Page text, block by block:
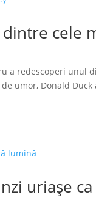
cele
a redescoperi unul
umor, Donald Duck
uriașe